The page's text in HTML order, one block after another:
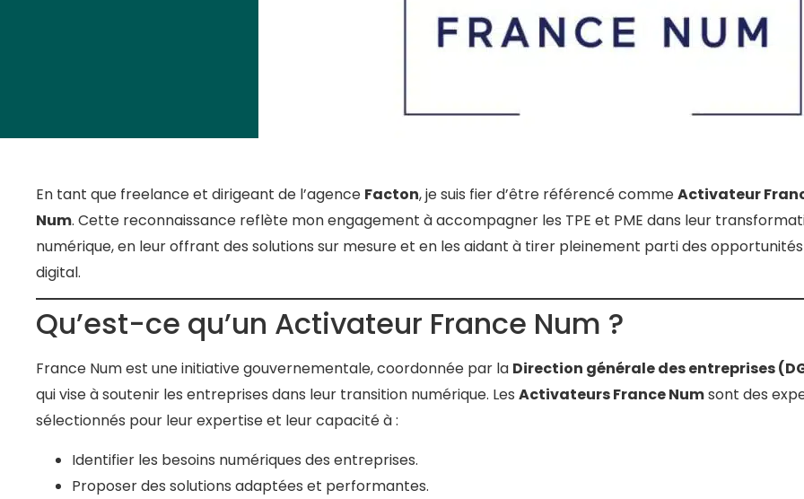
En tant que freelance et dirigeant de l’agence Facton, je suis fier d’être référencé commeActivateur
Num. Cette reconnaissance reflète mon engagement à accompagner les TPE et PME dans leur
numérique, en leur offrant des solutions sur mesure et en les aidant à tirer pleinement parti des
digital.
Qu’est-ce qu’un Activateur France Num ?
France Num est une initiative gouvernementale, coordonnée par la Direction générale des entreprises
qui vise à soutenir les entreprises dans leur transition numérique. Les Activateurs France Numsont des
sélectionnés pour leur expertise et leur capacité à :
Identifier les besoins numériques des entreprises.
Proposer des solutions adaptées et performantes.